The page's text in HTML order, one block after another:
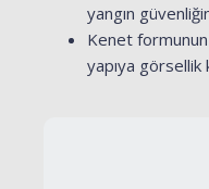
yangın
Kenet formunun
yapıya görsellik